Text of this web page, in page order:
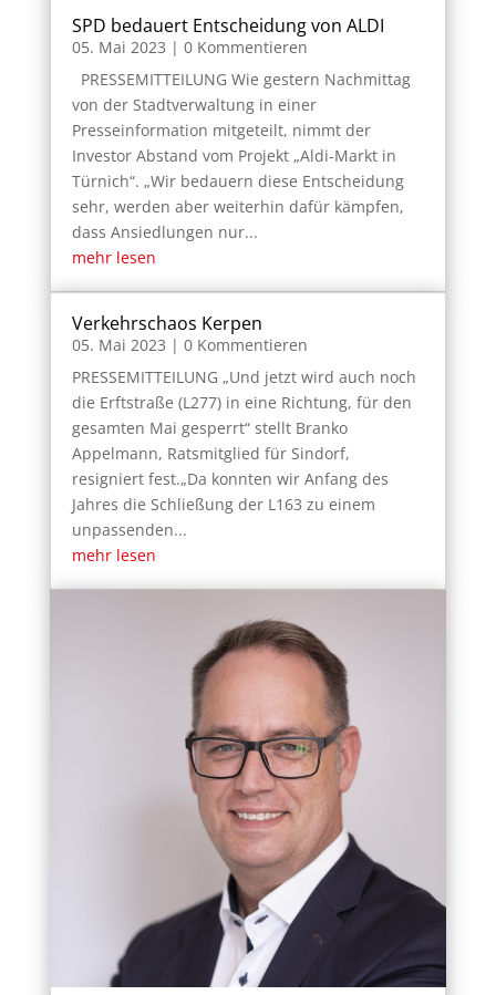
SPD bedauert Entscheidung von ALDI
05. Mai 2023 | 0 Kommentieren
PRESSEMITTEILUNG Wie gestern Nachmittag
von der Stadtverwaltung in einer
Presseinformation mitgeteilt, nimmt der
Investor Abstand vom Projekt „Aldi-Markt in
Türnich“. „Wir bedauern diese Entscheidung
sehr, werden aber weiterhin dafür kämpfen,
dass Ansiedlungen nur...
mehr lesen
Verkehrschaos Kerpen
05. Mai 2023 | 0 Kommentieren
PRESSEMITTEILUNG „Und jetzt wird auch noch
die Erftstraße (L277) in eine Richtung, für den
gesamten Mai gesperrt“ stellt Branko
Appelmann, Ratsmitglied für Sindorf,
resigniert fest.„Da konnten wir Anfang des
Jahres die Schließung der L163 zu einem
unpassenden...
mehr lesen